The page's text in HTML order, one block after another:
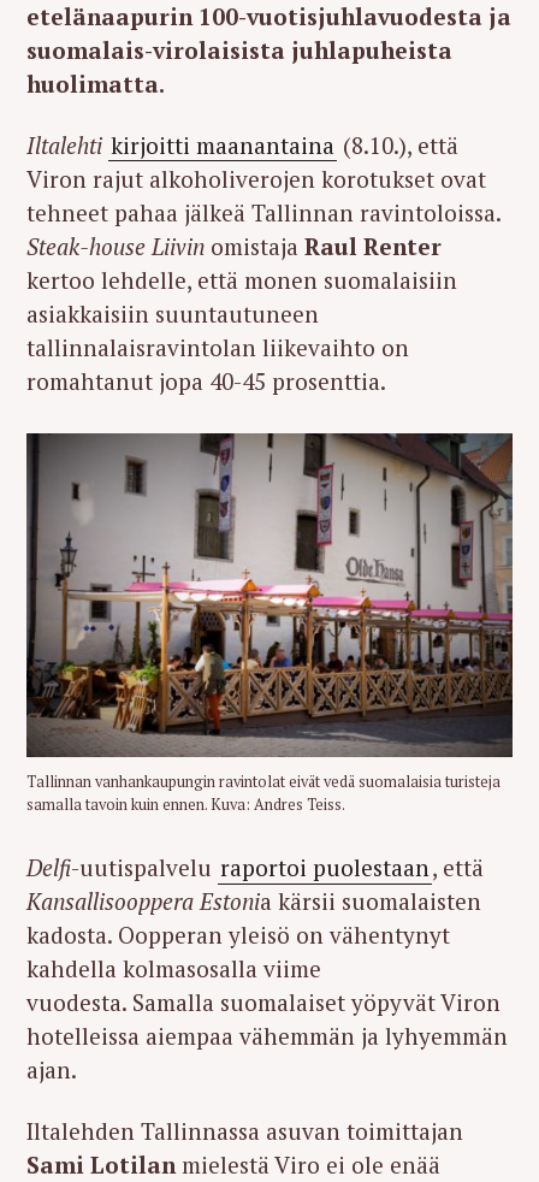
etelänaapurin 100-vuotisjuhlavuodesta ja
suomalais-virolaisista juhlapuheista
huolimatta.
Iltalehti kirjoitti maanantaina (8.10.), että
Viron rajut alkoholiverojen korotukset ovat
tehneet pahaa jälkeä Tallinnan ravintoloissa.
Steak-house Liivin omistaja Raul Renter
kertoo lehdelle, että monen suomalaisiin
asiakkaisiin suuntautuneen
tallinnalaisravintolan liikevaihto on
romahtanut jopa 40-45 prosenttia.
Tallinnan vanhankaupungin ravintolat eivät vedä suomalaisia turisteja
samalla tavoin kuin ennen. Kuva: Andres Teiss.
Delfi-uutispalvelu raportoi puolestaan, että
Kansallisooppera Estonia kärsii suomalaisten
kadosta. Oopperan yleisö on vähentynyt
kahdella kolmasosalla viime
vuodesta. Samalla suomalaiset yöpyvät Viron
hotelleissa aiempaa vähemmän ja lyhyemmän
ajan.
Iltalehden Tallinnassa asuvan toimittajan
Sami Lotilanmielestä Viro ei ole enää